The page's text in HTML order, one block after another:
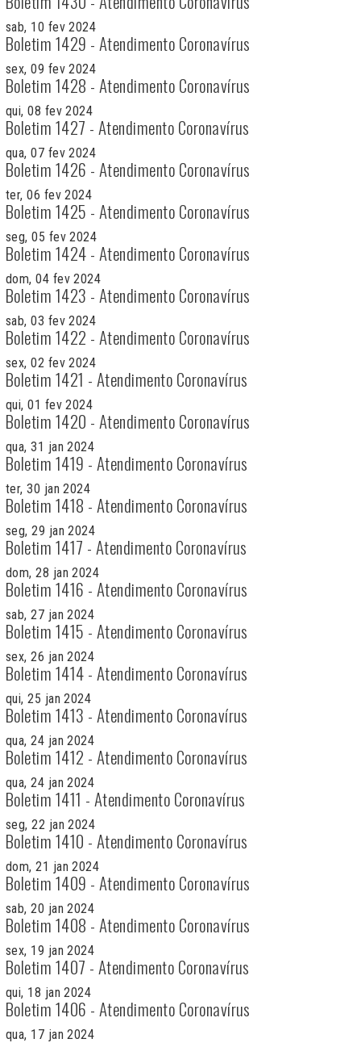
sab, 10 fev 2024
Boletim 1429 - Atendimento Coronavírus
sex, 09 fev 2024
Boletim 1428 - Atendimento Coronavírus
qui, 08 fev 2024
Boletim 1427 - Atendimento Coronavírus
qua, 07 fev 2024
Boletim 1426 - Atendimento Coronavírus
ter, 06 fev 2024
Boletim 1425 - Atendimento Coronavírus
seg, 05 fev 2024
Boletim 1424 - Atendimento Coronavírus
dom, 04 fev 2024
Boletim 1423 - Atendimento Coronavírus
sab, 03 fev 2024
Boletim 1422 - Atendimento Coronavírus
sex, 02 fev 2024
Boletim 1421 - Atendimento Coronavírus
qui, 01 fev 2024
Boletim 1420 - Atendimento Coronavírus
qua, 31 jan 2024
Boletim 1419 - Atendimento Coronavírus
ter, 30 jan 2024
Boletim 1418 - Atendimento Coronavírus
seg, 29 jan 2024
Boletim 1417 - Atendimento Coronavírus
dom, 28 jan 2024
Boletim 1416 - Atendimento Coronavírus
sab, 27 jan 2024
Boletim 1415 - Atendimento Coronavírus
sex, 26 jan 2024
Boletim 1414 - Atendimento Coronavírus
qui, 25 jan 2024
Boletim 1413 - Atendimento Coronavírus
qua, 24 jan 2024
Boletim 1412 - Atendimento Coronavírus
qua, 24 jan 2024
Boletim 1411 - Atendimento Coronavírus
seg, 22 jan 2024
Boletim 1410 - Atendimento Coronavírus
dom, 21 jan 2024
Boletim 1409 - Atendimento Coronavírus
sab, 20 jan 2024
Boletim 1408 - Atendimento Coronavírus
sex, 19 jan 2024
Boletim 1407 - Atendimento Coronavírus
qui, 18 jan 2024
Boletim 1406 - Atendimento Coronavírus
qua, 17 jan 2024